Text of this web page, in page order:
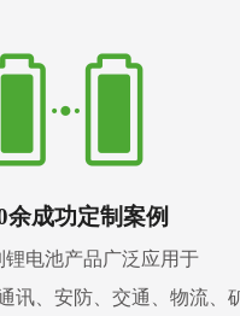
余成功定制案例
锂电池产品广泛应用于
讯、安防、交通、物流、